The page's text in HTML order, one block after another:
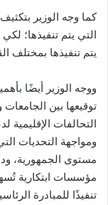
كما وجه الوزير
التي يتم تنفيذها؛
يتم تنفيذها بمختلف
ووجه الوزير أيضًا
توقيعها بين
التحالفات الإقليمية
ومواجهة التحديات
مستوى الجمهورية،
مؤسسات ابتكارية
تنفيذًا للمبادرة